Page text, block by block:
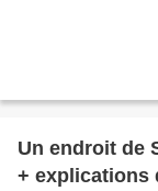
Un endroit de
+ explications